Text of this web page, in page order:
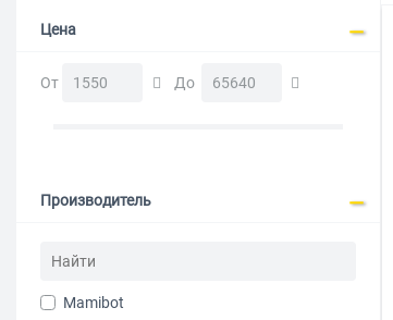
Цена
От До
Производитель
Mamibot